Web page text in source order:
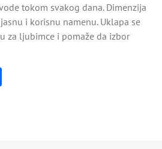
tokom svakog dana. Dimenzija
i korisnu namenu. Uklapa se
za ljubimce i pomaže da izbor